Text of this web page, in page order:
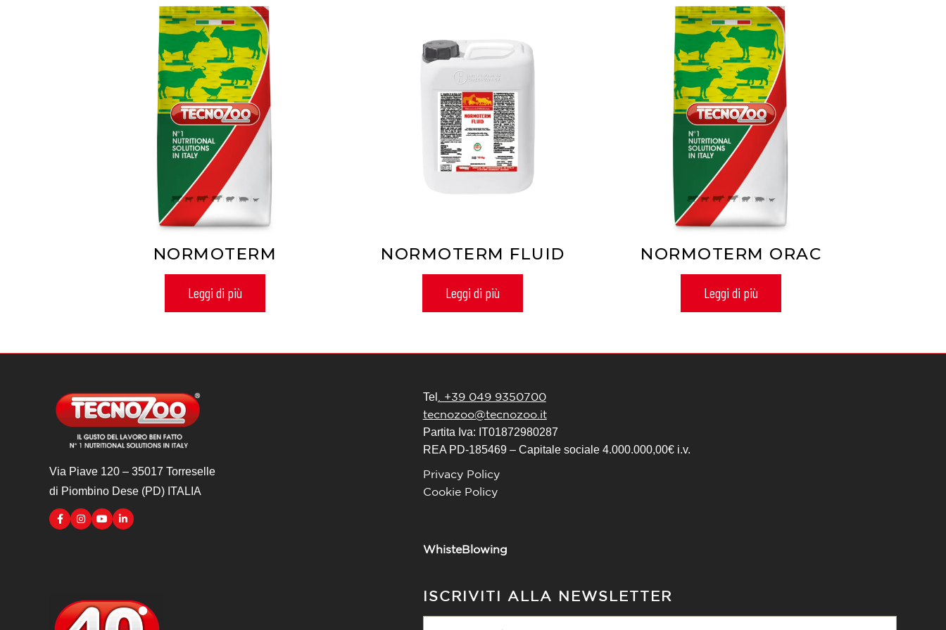
NORMOTERM
Leggi di più
NORMOTERM FLUID
Leggi di più
NORMOTERM ORAC
Leggi di più
Via Piave 120 – 35017 Torreselle
di Piombino Dese (PD) ITALIA
Tel
. +39 049 9350700
tecnozoo@tecnozoo.it
Partita Iva: IT01872980287
REA PD-185469 – Capitale sociale 4.000.000,00€ i.v.
Privacy Policy
Cookie Policy
WhisteBlowing
ISCRIVITI ALLA NEWSLETTER